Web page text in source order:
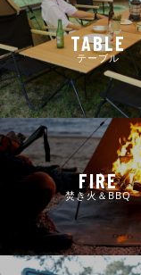
TABLE
テーブル
FIRE
焚き火＆BBQ